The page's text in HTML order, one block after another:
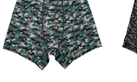
ください。
※当店での掲載商品は、実店鋪と在庫を共用してお
舗からのお取り寄せ等により、お客様にご迷惑を
す。そのようなことがない様最大限に努めておりま
連絡させて頂きますので予めご了承ください。